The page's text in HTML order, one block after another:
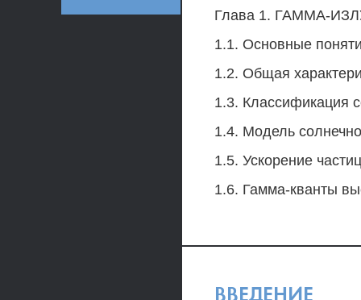
Глава 1. ГАММА-
1.1. Основные
1.2. Общая
1.3. Классификация
1.4. Модель
1.5. Ускорение
1.6. Гамма-кванты
ВВЕДЕНИЕ